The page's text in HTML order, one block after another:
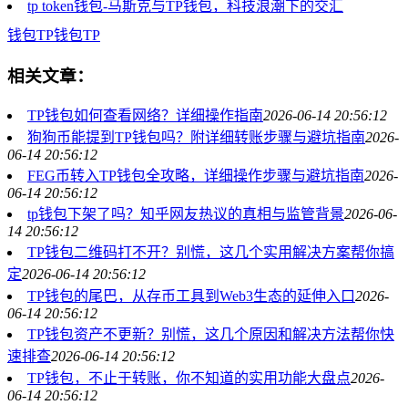
tp token钱包-马斯克与TP钱包，科技浪潮下的交汇
钱包TP钱包TP
相关文章：
TP钱包如何查看网络？详细操作指南2026-06-14 20:56:12
狗狗币能提到TP钱包吗？附详细转账步骤与避坑指南2026-
06-14 20:56:12
FEG币转入TP钱包全攻略，详细操作步骤与避坑指南2026-
06-14 20:56:12
tp钱包下架了吗？知乎网友热议的真相与监管背景2026-06-
14 20:56:12
TP钱包二维码打不开？别慌，这几个实用解决方案帮你搞
定2026-06-14 20:56:12
TP钱包的尾巴，从存币工具到Web3生态的延伸入口2026-
06-14 20:56:12
TP钱包资产不更新？别慌，这几个原因和解决方法帮你快
速排查2026-06-14 20:56:12
TP钱包，不止于转账，你不知道的实用功能大盘点2026-
06-14 20:56:12